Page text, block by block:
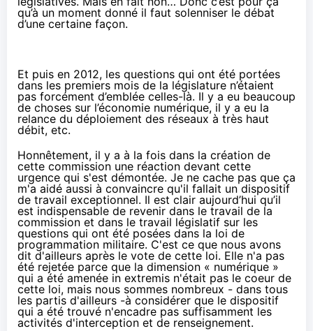
qu’à un moment donné il faut solenniser le débat
d’une certaine façon.
Et puis en 2012, les questions qui ont été portées
dans les premiers mois de la législature n’étaient
pas forcément d’emblée celles-là. Il y a eu beaucoup
de choses sur l’économie numérique, il y a eu la
relance du déploiement des réseaux à très haut
débit, etc.
Honnêtement, il y a à la fois dans la création de
cette commission une réaction devant cette
urgence qui s'est démontée. Je ne cache pas que ça
m'a aidé aussi à convaincre qu'il fallait un dispositif
de travail exceptionnel. Il est clair aujourd’hui qu’il
est indispensable de revenir dans le travail de la
commission et dans le travail législatif sur les
questions qui ont été posées dans la loi de
programmation militaire. C'est ce que nous avons
dit d'ailleurs après le vote de cette loi. Elle n'a pas
été rejetée parce que la dimension « numérique »
qui a été amenée in extremis n'était pas le coeur de
cette loi, mais nous sommes nombreux - dans tous
les partis d'ailleurs -à considérer que le dispositif
qui a été trouvé n'encadre pas suffisamment les
activités d'interception et de renseignement.